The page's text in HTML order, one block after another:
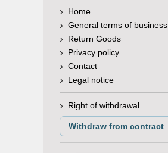
Home
General terms of business
Return Goods
Privacy policy
Contact
Legal notice
Right of withdrawal
Withdraw from contract